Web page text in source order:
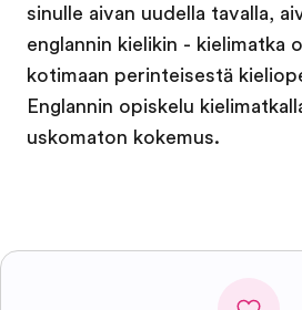
sinulle aivan uudella tavalla,
englannin kielikin - kielimatka
kotimaan perinteisestä
Englannin opiskelu
uskomaton kokemus.